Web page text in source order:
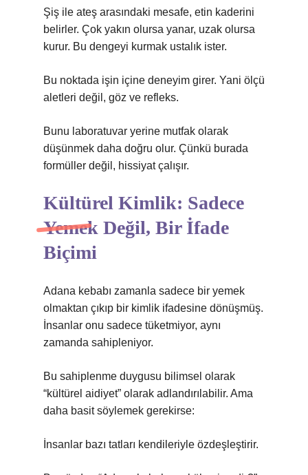
Şiş ile ateş arasındaki mesafe, etin kaderini
belirler. Çok yakın olursa yanar, uzak olursa
kurur. Bu dengeyi kurmak ustalık ister.
Bu noktada işin içine deneyim girer. Yani ölçü
aletleri değil, göz ve refleks.
Bunu laboratuvar yerine mutfak olarak
düşünmek daha doğru olur. Çünkü burada
formüller değil, hissiyat çalışır.
Kültürel Kimlik: Sadece
Yemek Değil, Bir İfade
Biçimi
Adana kebabı zamanla sadece bir yemek
olmaktan çıkıp bir kimlik ifadesine dönüşmüş.
İnsanlar onu sadece tüketmiyor, aynı
zamanda sahipleniyor.
Bu sahiplenme duygusu bilimsel olarak
“kültürel aidiyet” olarak adlandırılabilir. Ama
daha basit söylemek gerekirse:
İnsanlar bazı tatları kendileriyle özdeşleştirir.